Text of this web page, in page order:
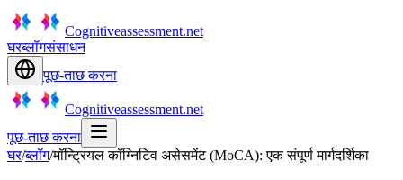
Cognitiveassessment.net
घरब्लॉगसंसाधन
पूछ-ताछ करना
Cognitiveassessment.net
पूछ-ताछ करना
घर/ब्लॉग/मॉन्ट्रियल कॉग्निटिव असेसमेंट (MoCA): एक संपूर्ण मार्गदर्शिका